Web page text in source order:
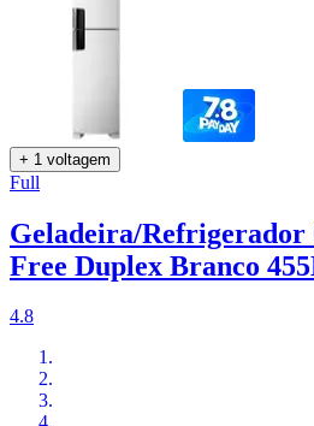
+ 1 voltagem
Full
Geladeira/Refrigerador
Free Duplex Branco
4.8